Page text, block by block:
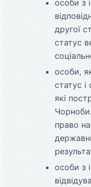
особи з
другої
статус
особи,
статус
які
право
особи з